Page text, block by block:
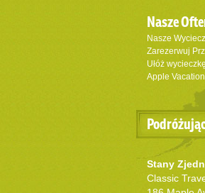
Nasze
Nasze
Zarezerwuj
Ułóż wycieczkę
Apple
Stany
Classic